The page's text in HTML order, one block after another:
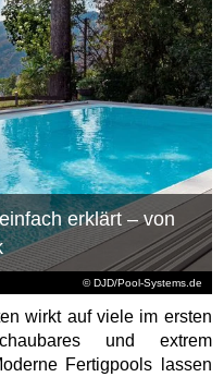
© DJD/Pool-Systems.de
erklärt – von
wirkt auf viele im ersten
und extrem
Fertigpools lassen